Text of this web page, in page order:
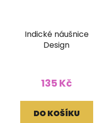
Indické náušnice
Design
135 Kč
DO KOŠÍKU